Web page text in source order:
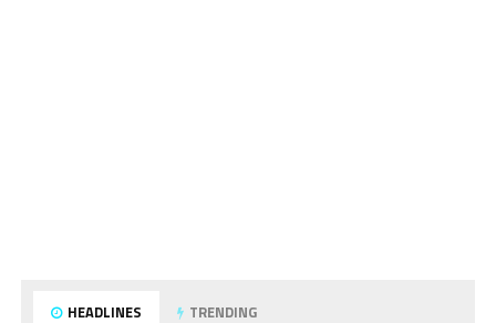
HEADLINES TRENDING